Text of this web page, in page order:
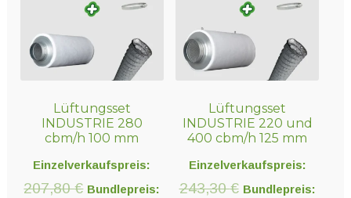
Lüftungsset
INDUSTRIE 280
cbm/h 100 mm
Einzelverkaufspreis:
207,80€ Ursprünglicher
Bundlepreis:
Lüftungsset
INDUSTRIE 220 und
400 cbm/h 125 mm
Einzelverkaufspreis:
243,30€ Ursprünglicher
Bundlepreis: